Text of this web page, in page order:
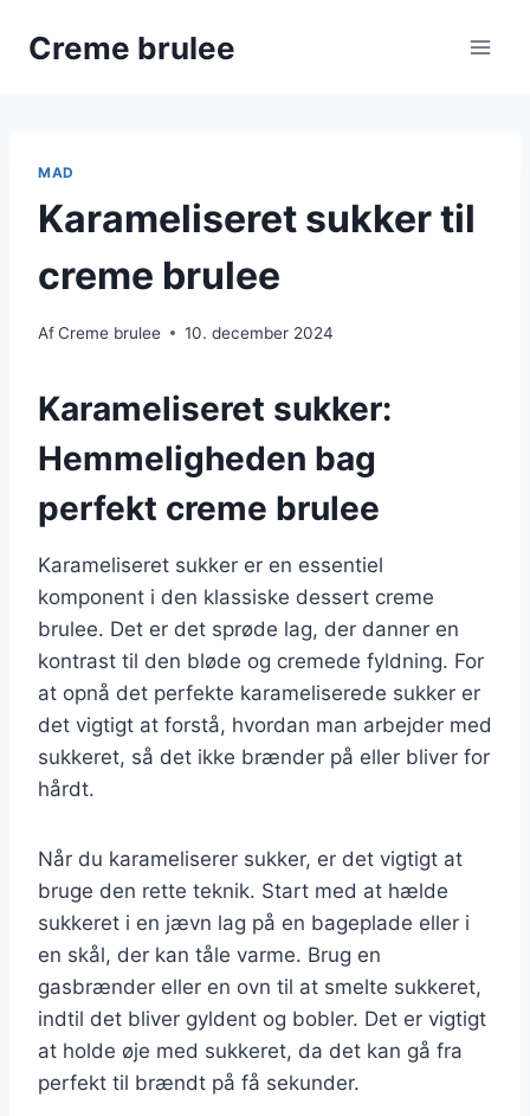
Creme brulee
MAD
Karameliseret sukker til
creme brulee
AfCreme brulee 10. december 2024
Karameliseret sukker:
Hemmeligheden bag
perfekt creme brulee
Karameliseret sukker er en essentiel
komponent i den klassiske dessert creme
brulee. Det er det sprøde lag, der danner en
kontrast til den bløde og cremede fyldning. For
at opnå det perfekte karameliserede sukker er
det vigtigt at forstå, hvordan man arbejder med
sukkeret, så det ikke brænder på eller bliver for
hårdt.
Når du karameliserer sukker, er det vigtigt at
bruge den rette teknik. Start med at hælde
sukkeret i en jævn lag på en bageplade eller i
en skål, der kan tåle varme. Brug en
gasbrænder eller en ovn til at smelte sukkeret,
indtil det bliver gyldent og bobler. Det er vigtigt
at holde øje med sukkeret, da det kan gå fra
perfekt til brændt på få sekunder.